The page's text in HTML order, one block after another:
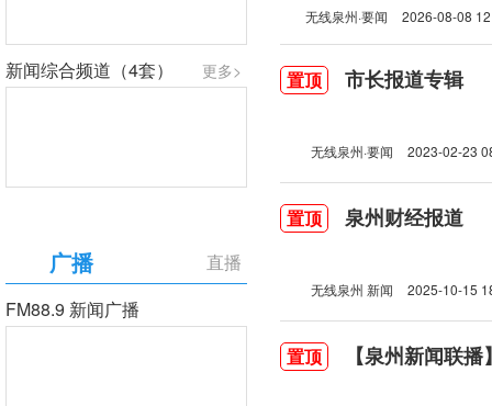
更多>
新闻综合频道（4套）
直播
广播
FM88.9 新闻广播
无线泉州·要闻 2026-08-08
置顶 市长报道专辑
无线泉州·要闻 2023-02-23
置顶 泉州财经报道
无线泉州 新闻 2025-10-15
置顶 【泉州新闻联